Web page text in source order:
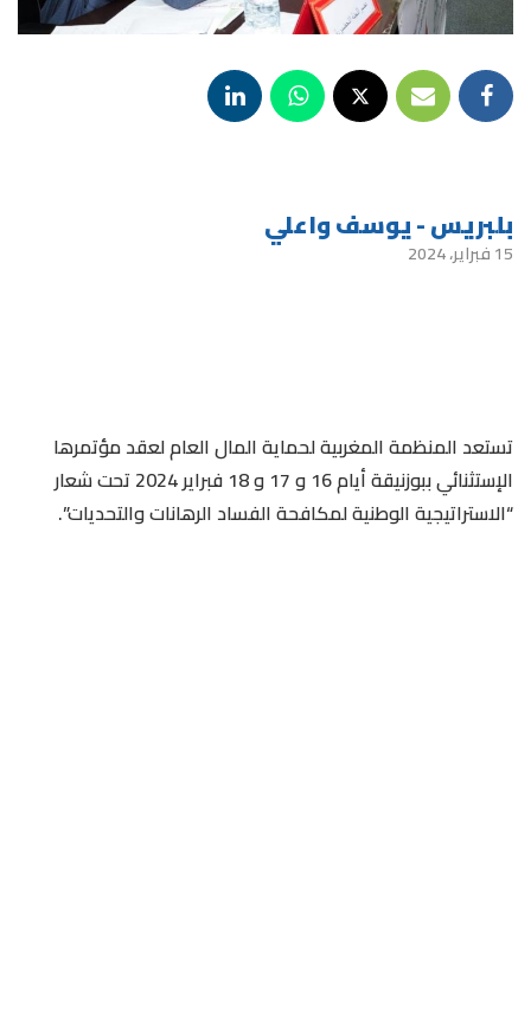
بلبريس - يوسف واعلي
15 فبراير، 2024
تستعد المنظمة المغربية لحماية المال العام لعقد مؤتمرها
الإستثنائي ببوزنيقة أيام 16 و 17 و 18 فبراير 2024 تحت شعار
“الاستراتيجية الوطنية لمكافحة الفساد الرهانات والتحديات”.